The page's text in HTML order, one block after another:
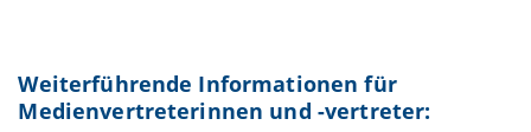
Weiterführende Informationen für
Medienvertreterinnen und -vertreter: